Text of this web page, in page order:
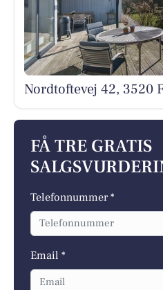
Nordtoftevej 42, 3520
FÅ TRE GRATIS
Telefonnummer *
Email *